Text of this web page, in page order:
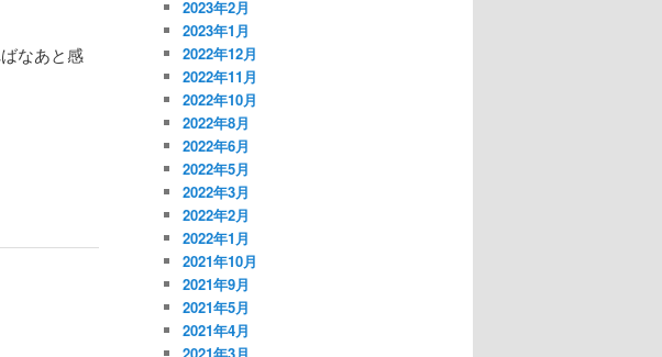
なあと感
2023年2月
2023年1月
2022年12月
2022年11月
2022年10月
2022年8月
2022年6月
2022年5月
2022年3月
2022年2月
2022年1月
2021年10月
2021年9月
2021年5月
2021年4月